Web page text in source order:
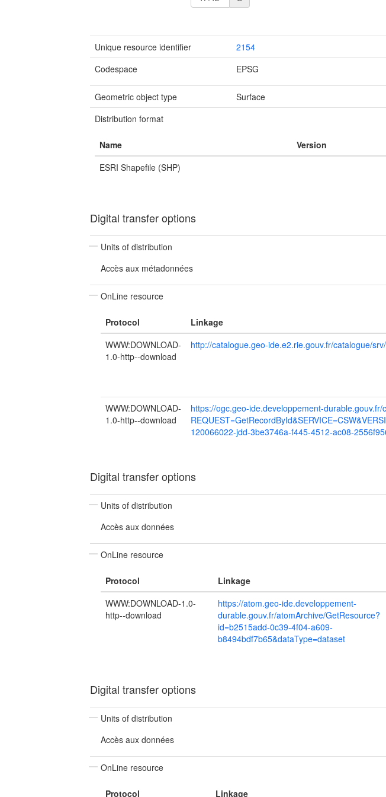
Unique resource identifier
2154
Codespace
EPSG
Geometric object type
Surface
Distribution format
Name
Version
ESRI Shapefile (SHP)
Digital transfer options
Units of distribution
Accès aux métadonnées
OnLine resource
Protocol
Linkage
WWW:DOWNLOAD-
1.0-http--download
http://catalogue.geo-ide.e2.rie.gouv.fr/catalogue/
WWW:DOWNLOAD-
1.0-http--download
https://ogc.geo-ide.developpement-durable.gouv.fr/
120066022-jdd-3be3746a-f445-4512-ac08-
Digital transfer options
Units of distribution
Accès aux données
OnLine resource
Protocol Linkage
WWW:DOWNLOAD-1.0-
http--download
https://atom.geo-ide.developpement-
durable.gouv.fr/atomArchive/GetResource?
id=b2515add-0c39-4f04-a609-
b8494bdf7b65&dataType=dataset
Digital transfer options
Units of distribution
Accès aux données
OnLine resource
Protocol Linkage